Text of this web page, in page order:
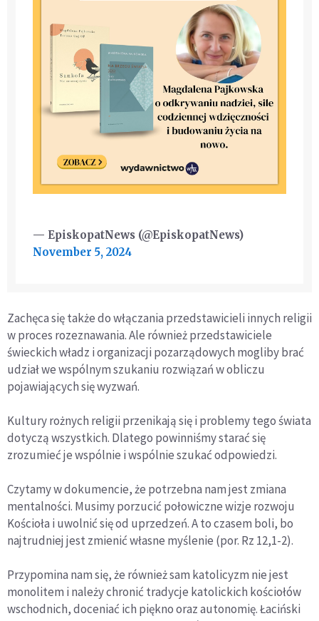
— EpiskopatNews (@EpiskopatNews)
November 5, 2024
Zachęca się także do włączania przedstawicieli innych religii
w proces rozeznawania. Ale również przedstawiciele
świeckich władz i organizacji pozarządowych mogliby brać
udział we wspólnym szukaniu rozwiązań w obliczu
pojawiających się wyzwań.
Kultury rożnych religii przenikają się i problemy tego świata
dotyczą wszystkich. Dlatego powinniśmy starać się
zrozumieć je wspólnie i wspólnie szukać odpowiedzi.
Czytamy w dokumencie, że potrzebna nam jest zmiana
mentalności. Musimy porzucić połowiczne wizje rozwoju
Kościoła i uwolnić się od uprzedzeń. A to czasem boli, bo
najtrudniej jest zmienić własne myślenie (por. Rz 12,1-2).
Przypomina nam się, że również sam katolicyzm nie jest
monolitem i należy chronić tradycje katolickich kościołów
wschodnich, doceniać ich piękno oraz autonomię. Łaciński